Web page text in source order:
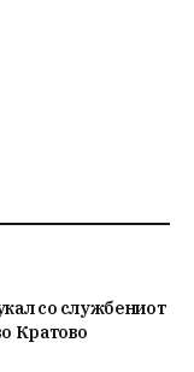
со службениот
Кратово